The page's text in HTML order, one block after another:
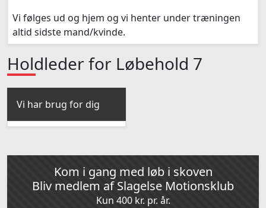
Vi følges ud og hjem og vi henter under træningen
altid sidste mand/kvinde.
Holdleder for Løbehold 7
Vi har brug for dig
Kom i gang med løb i skoven
Bliv medlem af Slagelse Motionsklub
Kun 400 kr. pr. år.